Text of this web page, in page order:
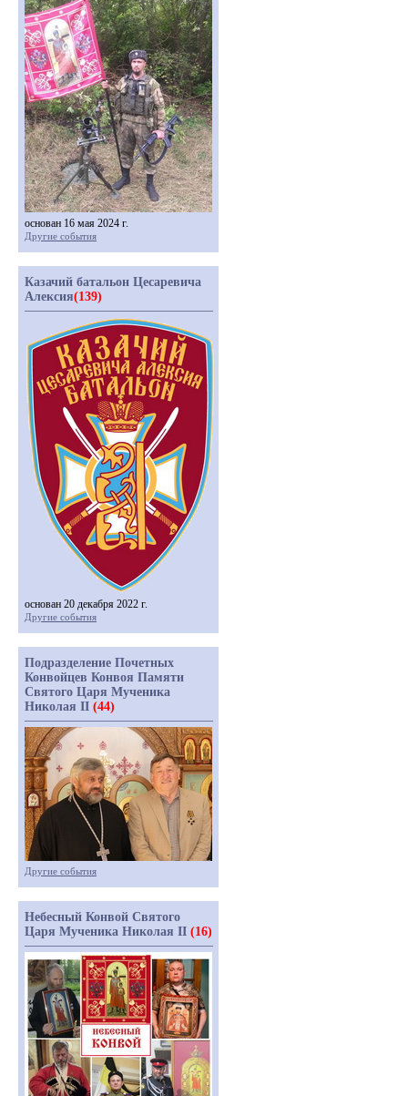
основан 16 мая 2024 г.
Другие события
Казачий батальон Цесаревича
Алексия(139)
основан 20 декабря 2022 г.
Другие события
Подразделение Почетных
Конвойцев Конвоя Памяти
Святого Царя Мученика
Николая II (44)
Другие события
Небесный Конвой Святого
Царя Мученика Николая II (16)